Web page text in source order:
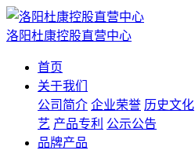
洛阳杜康控股直营中心
首页
关于我们
公司简介 企业荣誉 历史文化
艺 产品专利 公示公告
品牌产品